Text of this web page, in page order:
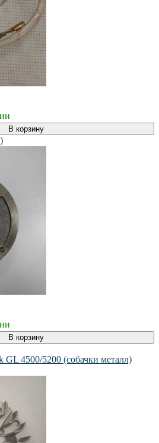
В корзину
В корзину
4500/5200 (собачки металл)